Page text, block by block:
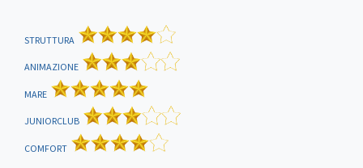
STRUTTURA
ANIMAZIONE
MARE
JUNIORCLUB
COMFORT